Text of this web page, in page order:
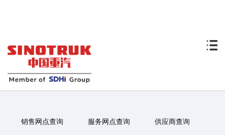
销售网点查询 服务网点查询 供应商查询